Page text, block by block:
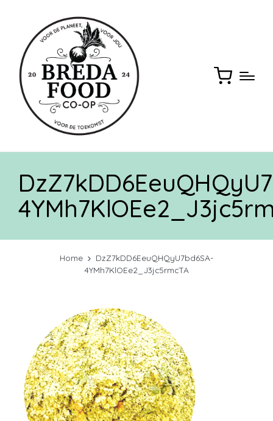
Home
DzZ7kDD6EeuQHQyU7bd6SA-
4YMh7KlOEe2_J3jc5rmcTA